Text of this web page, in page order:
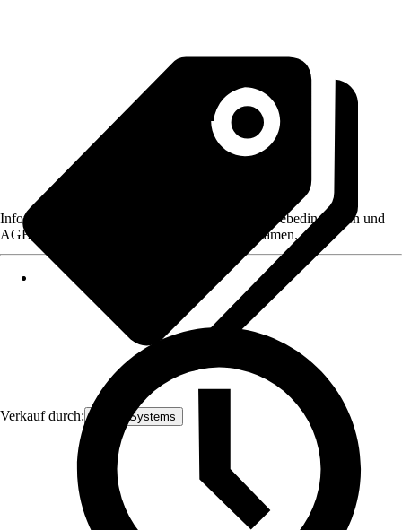
Verkauf durch: Römer Systems
Informationen des Verkäufers, wie z. B. Rückgabebedingungen und
AGB, finden Sie bei Klick auf den Verkäufernamen.